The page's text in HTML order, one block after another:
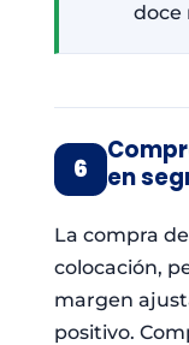
doce
6
en
La compra
colocación,
margen
positivo.